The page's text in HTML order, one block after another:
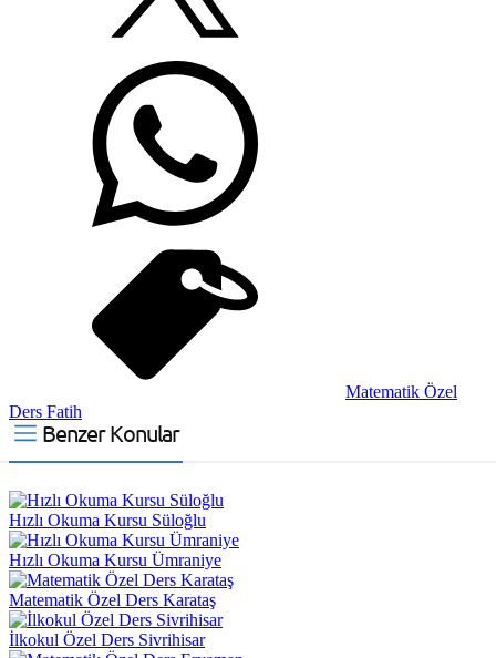
Matematik Özel
Ders Fatih
Benzer Konular
Hızlı Okuma Kursu Süloğlu
Hızlı Okuma Kursu Ümraniye
Matematik Özel Ders Karataş
İlkokul Özel Ders Sivrihisar